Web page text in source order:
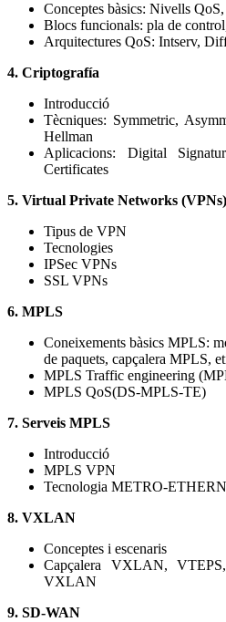
Conceptes bàsics: Nivells QoS,
Blocs funcionals: pla de
Arquitectures QoS: Intserv,
4. Criptografía
Introducció
Tècniques: Symmetric,
Hellman
Aplicacions: Digital
Certificates
5. Virtual Private Networks (VPNs)
Tipus de VPN
Tecnologies
IPSec VPNs
SSL VPNs
6. MPLS
Coneixements bàsics MPLS:
de paquets, capçalera MPLS,
MPLS Traffic engineering
MPLS QoS(DS-MPLS-TE)
7. Serveis MPLS
Introducció
MPLS VPN
Tecnologia METRO-
8. VXLAN
Conceptes i escenaris
Capçalera VXLAN, VTEPS,
VXLAN
9. SD-WAN